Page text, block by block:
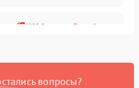
1000 ₽ Подробнее →
вопросы?